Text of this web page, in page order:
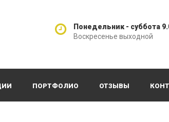
Понедельник - суббота
Воскресенье выходной
ПОРТФОЛИО ОТЗЫВЫ